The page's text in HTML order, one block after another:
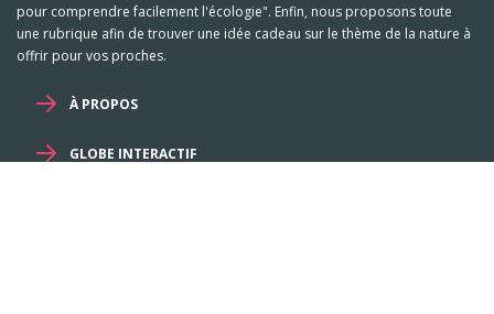
pour comprendre facilement l'écologie". Enfin, nous proposons toute
une rubrique afin de trouver une idée cadeau sur le thème de la nature à
offrir pour vos proches.
À PROPOS
GLOBE INTERACTIF